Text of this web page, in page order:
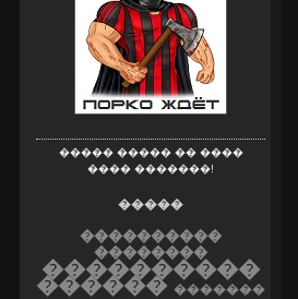
����� ����� �� ����
���� �������!
�����
����������
��������
����������
������ �������